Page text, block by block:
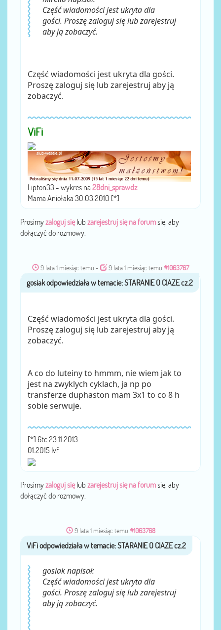
Część wiadomości jest ukryta dla
gości. Proszę zaloguj się lub zarejestruj
aby ją zobaczyć.
Część wiadomości jest ukryta dla gości.
Proszę zaloguj się lub zarejestruj aby ją
zobaczyć.
ViFi
Lipton33 - wykres na 28dni_sprawdz
Mama Aniołaka 30.03.2010 [*]
Prosimyzaloguj sięlub zarejestruj się na forumsię, aby
dołączyć do rozmowy.
9 lata 1 miesiąc temu - 9 lata 1 miesiąc temu #1063767
przezgosiak
Część wiadomości jest ukryta dla gości.
Proszę zaloguj się lub zarejestruj aby ją
zobaczyć.
A co do luteiny to hmmm, nie wiem jak to
jest na zwyklych cyklach, ja np po
transferze duphaston mam 3x1 to co 8 h
sobie serwuje.
[*] 6tc 23.11.2013
01.2015 Ivf
Prosimyzaloguj sięlub zarejestruj się na forumsię, aby
dołączyć do rozmowy.
9 lata 1 miesiąc temu #1063768
przezViFi
gosiak napisał:
Część wiadomości jest ukryta dla
gości. Proszę zaloguj się lub zarejestruj
aby ją zobaczyć.